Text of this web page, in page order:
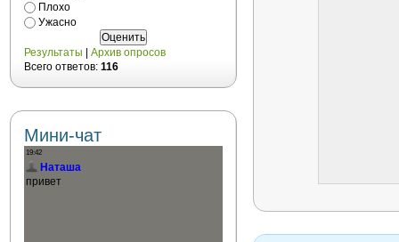
Плохо
Ужасно
Результаты
Архив опросов
Всего ответов: 116
Мини-чат